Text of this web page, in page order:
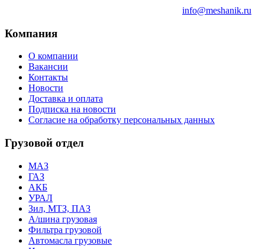
info@meshanik.ru
Компания
О компании
Вакансии
Контакты
Новости
Доставка и оплата
Подписка на новости
Согласие на обработку персональных данных
Грузовой отдел
МАЗ
ГАЗ
АКБ
УРАЛ
Зил, МТЗ, ПАЗ
А/шина грузовая
Фильтра грузовой
Автомасла грузовые